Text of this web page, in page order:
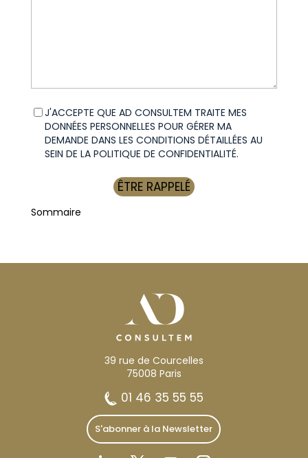
Données
personnelles
(Nécessaire)
J'ACCEPTE QUE AD CONSULTEM TRAITE MES
DONNÉES PERSONNELLES POUR GÉRER MA
DEMANDE DANS LES CONDITIONS DÉTAILLÉES AU
SEIN DE LA POLITIQUE DE CONFIDENTIALITÉ.
Sommaire
39 rue de Courcelles
75008 Paris
01 46 35 55 55
S'abonner à la Newsletter